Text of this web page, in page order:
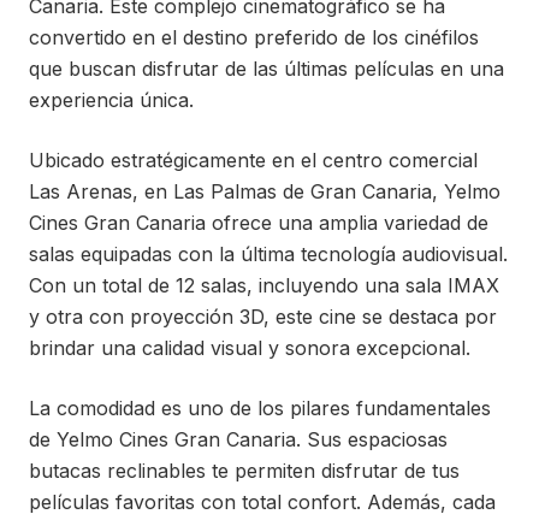
Canaria. Este complejo cinematográfico se ha
convertido en el destino preferido de los cinéfilos
que buscan disfrutar de las últimas películas en una
experiencia única.
Ubicado estratégicamente en el centro comercial
Las Arenas, en Las Palmas de Gran Canaria, Yelmo
Cines Gran Canaria ofrece una amplia variedad de
salas equipadas con la última tecnología audiovisual.
Con un total de 12 salas, incluyendo una sala IMAX
y otra con proyección 3D, este cine se destaca por
brindar una calidad visual y sonora excepcional.
La comodidad es uno de los pilares fundamentales
de Yelmo Cines Gran Canaria. Sus espaciosas
butacas reclinables te permiten disfrutar de tus
películas favoritas con total confort. Además, cada